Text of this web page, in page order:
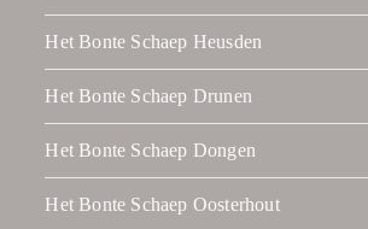
Het Bonte Schaep Heusden
Het Bonte Schaep Drunen
Het Bonte Schaep Dongen
Het Bonte Schaep Oosterhout